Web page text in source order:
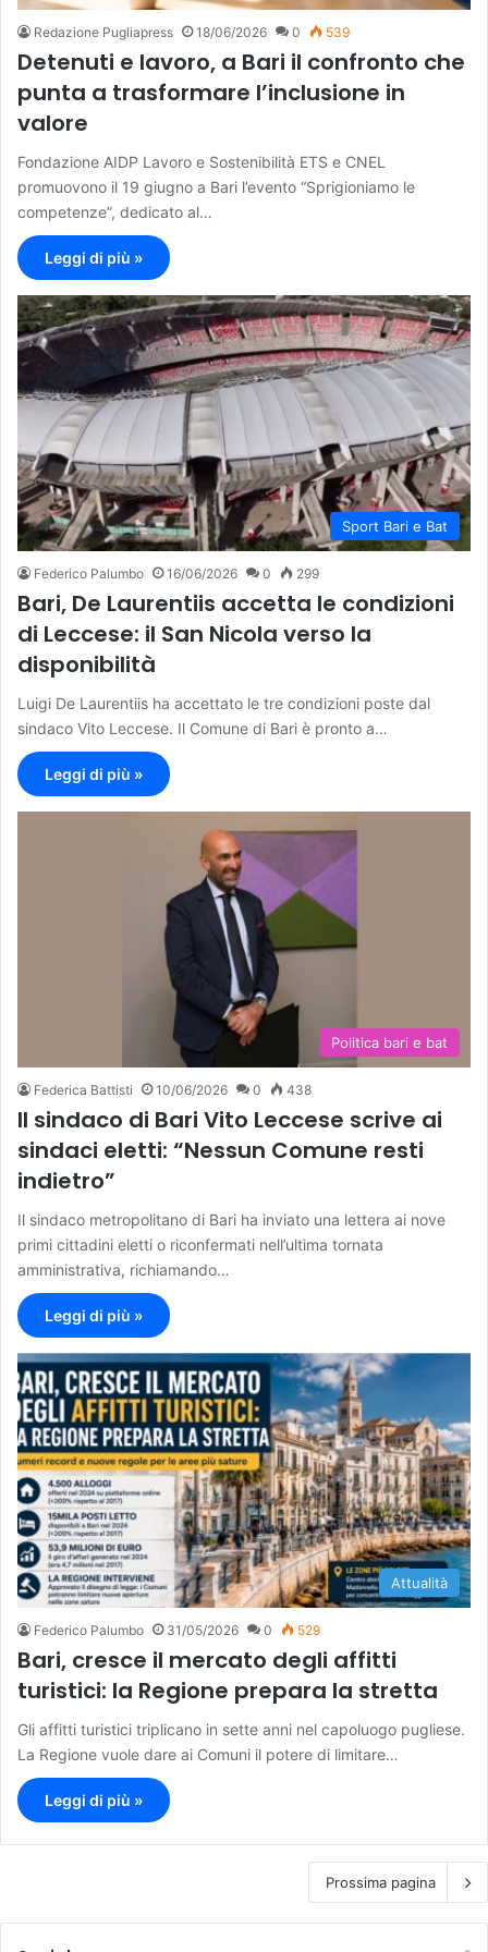
Redazione Pugliapress 18/06/2026 0 539
Detenuti e lavoro, a Bari il confronto che
punta a trasformare l’inclusione in
valore
Fondazione AIDP Lavoro e Sostenibilità ETS e CNEL
promuovono il 19 giugno a Bari l’evento “Sprigioniamo le
competenze”, dedicato al…
Leggi di più »
Sport Bari e Bat
Federico Palumbo 16/06/2026 0 299
Bari, De Laurentiis accetta le condizioni
di Leccese: il San Nicola verso la
disponibilità
Luigi De Laurentiis ha accettato le tre condizioni poste dal
sindaco Vito Leccese. Il Comune di Bari è pronto a…
Leggi di più »
Politica bari e bat
Federica Battisti 10/06/2026 0 438
Il sindaco di Bari Vito Leccese scrive ai
sindaci eletti: “Nessun Comune resti
indietro”
Il sindaco metropolitano di Bari ha inviato una lettera ai nove
primi cittadini eletti o riconfermati nell’ultima tornata
amministrativa, richiamando…
Leggi di più »
Attualità
Federico Palumbo 31/05/2026 0 529
Bari, cresce il mercato degli affitti
turistici: la Regione prepara la stretta
Gli affitti turistici triplicano in sette anni nel capoluogo pugliese.
La Regione vuole dare ai Comuni il potere di limitare…
Leggi di più »
Prossima pagina